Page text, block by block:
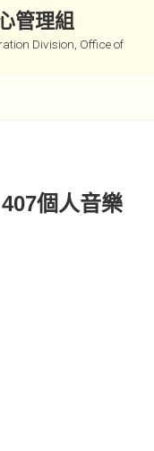
管理組
Division, Office of
個人音樂